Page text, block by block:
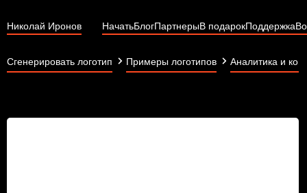
Николай Иронов НачатьБлогПартнерыВ подарокПоддержка
Сгенерировать логотип Примеры логотипов Аналитика и